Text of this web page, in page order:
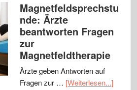
Magnetfeldsprechstu
nde: Ärzte
beantworten Fragen
zur
Magnetfeldtherapie
Ärzte geben Antworten auf
Fragen zur … [Weiterlesen...]